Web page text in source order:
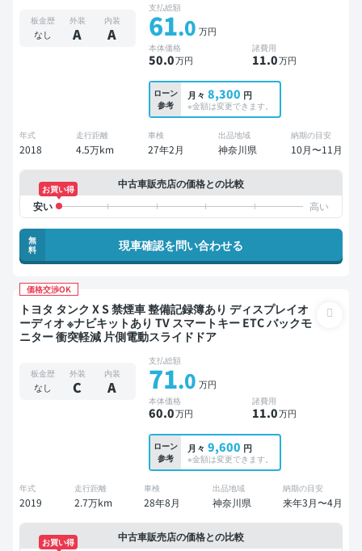
板金歴
なし
外装
A
内装
A
支払総額
61.0 万円
本体価格
50.0万円
諸費用
11.0万円
ローン
参考
月々 8,300 円
※金額は変更できます。
年式
2018
走行距離
4.5万km
車検
27年2月
出品地域
神奈川県
納期の目安
10月〜11月
中古車販売店の価格との比較
お買い得
無
料
現車確認を問い合わせる
価格交渉OK
トヨタ タンク X S 禁煙車 整備記録簿あり ディスプレイオ
ーディオ ※ナビキットあり TV スマートキー ETC バックモ
ニター 衝突軽減 片側電動スライドドア
板金歴
なし
外装
C
内装
A
支払総額
71.0 万円
本体価格
60.0万円
諸費用
11.0万円
ローン
参考
月々 9,600 円
※金額は変更できます。
年式
2019
走行距離
2.7万km
車検
28年8月
出品地域
神奈川県
納期の目安
来年3月〜4月
中古車販売店の価格との比較
お買い得